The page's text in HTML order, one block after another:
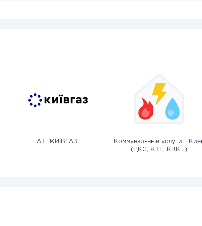
АТ "КИЇВГАЗ"
Коммунальные услуги
(ЦКС, КТЕ, КВК...)